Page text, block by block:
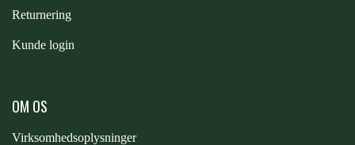
Returnering
Kunde login
OM OS
Virksomhedsoplysninger